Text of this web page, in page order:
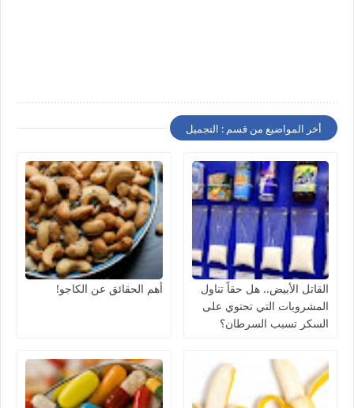
أخر المواضيع من قسم : التجميل
القاتل الأبيض.. هل حقاً تناول
المشروبات التي تحتوي على
السكر تسبب السرطان؟
أهم الحقائق عن الكاجو!